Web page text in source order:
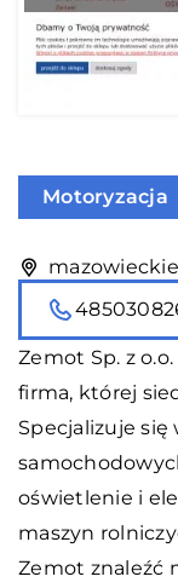
Motoryzacja
Zemot Sp. z
firma, której
Specjalizuje się
oświetlenie i
maszyn
Zemot znaleźć